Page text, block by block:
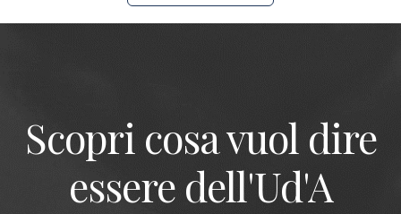
Scopri cosa vuol dire
essere dell'Ud'A